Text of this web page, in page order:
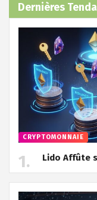
Dernières
CRYPTOMONNAIE
Lido Affûte